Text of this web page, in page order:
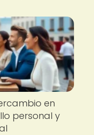
en
personal y